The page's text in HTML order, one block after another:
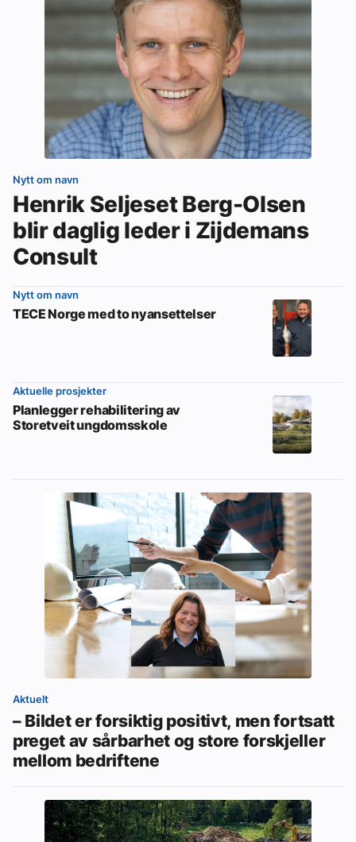
Nytt om navn
Henrik Seljeset Berg-Olsen
blir daglig leder i Zijdemans
Consult
Nytt om navn
TECE Norge med to nyansettelser
Aktuelle prosjekter
Planlegger rehabilitering av
Storetveit ungdomsskole
Aktuelt
– Bildet er forsiktig positivt, men fortsatt
preget av sårbarhet og store forskjeller
mellom bedriftene